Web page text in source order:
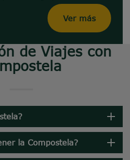
Ver más
de Viajes con
la Compostela?